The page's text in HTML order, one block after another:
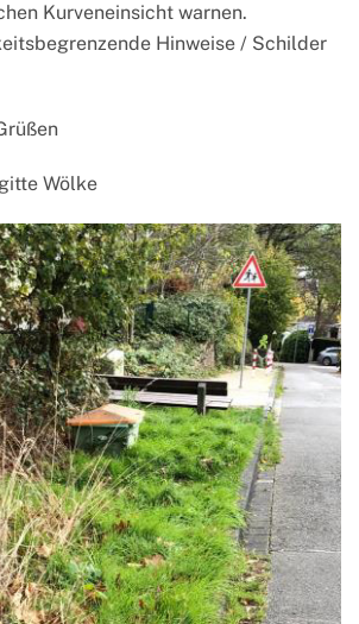
Kurveneinsicht warnen.
Hinweise / Schilder
Wölke